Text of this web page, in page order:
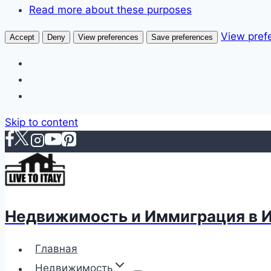
Read more about these purposes
Accept Deny View preferences Save preferences View
Skip to content
Недвижимость и Иммиграция в
Главная
Недвижимость